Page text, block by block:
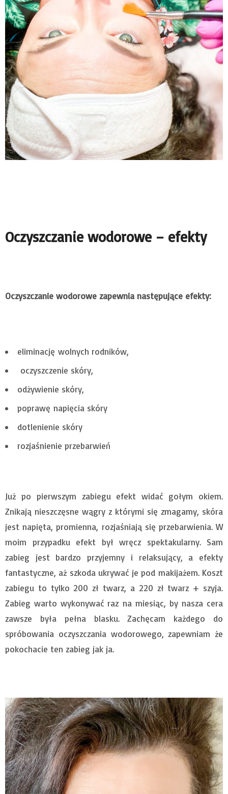
Oczyszczanie wodorowe – efekty
Oczyszczanie wodorowe zapewnia następujące efekty:
eliminację wolnych rodników,
oczyszczenie skóry,
odżywienie skóry,
poprawę napięcia skóry
dotlenienie skóry
rozjaśnienie przebarwień
Już po pierwszym zabiegu efekt widać gołym okiem.
Znikają nieszczęsne wągry z którymi się zmagamy, skóra
jest napięta, promienna, rozjaśniają się przebarwienia. W
moim przypadku efekt był wręcz spektakularny. Sam
zabieg jest bardzo przyjemny i relaksujący, a efekty
fantastyczne, aż szkoda ukrywać je pod makijażem. Koszt
zabiegu to tylko 200 zł twarz, a 220 zł twarz + szyja.
Zabieg warto wykonywać raz na miesiąc, by nasza cera
zawsze była pełna blasku. Zachęcam każdego do
spróbowania oczyszczania wodorowego, zapewniam że
pokochacie ten zabieg jak ja.